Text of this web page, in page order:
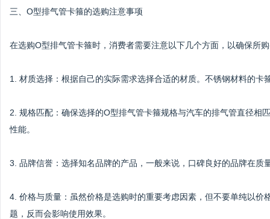
三、O型排气管卡箍的选购注意事项
在选购O型排气管卡箍时，消费者需要注意以下几个方面，以确保所
1. 材质选择：根据自己的实际需求选择合适的材质。不锈钢材料的
2. 规格匹配：确保选择的O型排气管卡箍规格与汽车的排气管直径相
性能。
3. 品牌信誉：选择知名品牌的产品，一般来说，口碑良好的品牌在质
4. 价格与质量：虽然价格是选购时的重要考虑因素，但不要单纯以
题，反而会影响使用效果。